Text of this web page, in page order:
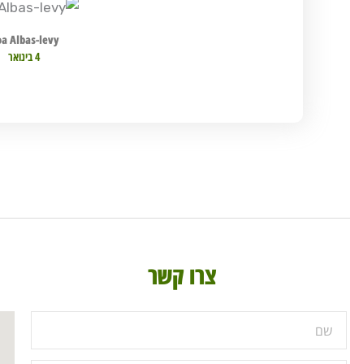
Albas-levy
4 בינואר
צרו קשר